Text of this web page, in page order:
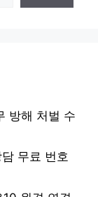
방해 처벌 수
무료 번호